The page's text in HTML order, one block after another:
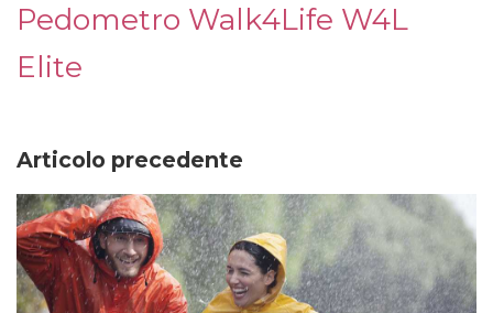
Pedometro Walk4Life W4L
Elite
Articolo precedente